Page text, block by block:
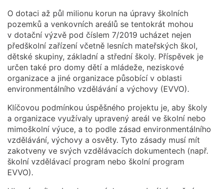
O dotaci až půl milionu korun na úpravy školních
pozemků a venkovních areálů se tentokrát mohou
v dotační výzvě pod číslem 7/2019 ucházet nejen
předškolní zařízení včetně lesních mateřských škol,
dětské skupiny, základní a střední školy. Příspěvek je
určen také pro domy dětí a mládeže, neziskové
organizace a jiné organizace působící v oblasti
environmentálního vzdělávání a výchovy (EVVO).
Klíčovou podmínkou úspěšného projektu je, aby školy
a organizace využívaly upravený areál ve školní nebo
mimoškolní výuce, a to podle zásad environmentálního
vzdělávání, výchovy a osvěty. Tyto zásady musí mít
zakotveny ve svých vzdělávacích dokumentech (např.
školní vzdělávací program nebo školní program
EVVO).